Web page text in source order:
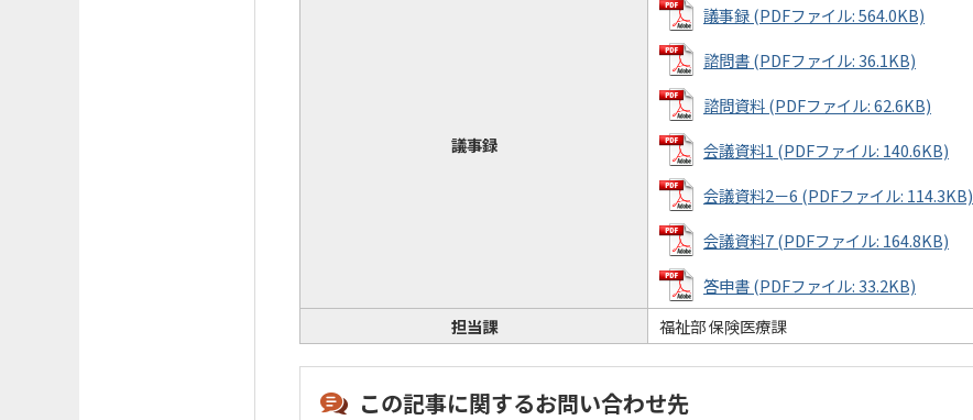
議事録
議事録 (PDFファイル: 564.0KB)
諮問書 (PDFファイル: 36.1KB)
諮問資料 (PDFファイル: 62.6KB)
会議資料1 (PDFファイル: 140.6KB)
会議資料2－6 (PDFファイル: 114.3KB)
会議資料7 (PDFファイル: 164.8KB)
答申書 (PDFファイル: 33.2KB)
担当課
福祉部 保険医療課
この記事に関するお問い合わせ先